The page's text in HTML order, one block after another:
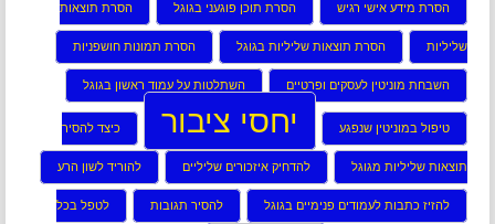
הסרת מידע אישי רגיש הסרת תוכן פוגעני בגוגל הסרת תוצאות
שליליות הסרת תוצאות שליליות בגוגל הסרת תמונות חושפניות
השבחת מוניטין לעסקים ופרטיים השתלטות על עמוד ראשון בגוגל
טיפול במוניטין שנפגע יחסי ציבור כיצד להסיר
תוצאות שליליות מגוגל להדחיק איזכורים שליליים להוריד לשון הרע
להזיז כתבות לעמודים פנימיים בגוגל להסיר תגובות לטפל בכל